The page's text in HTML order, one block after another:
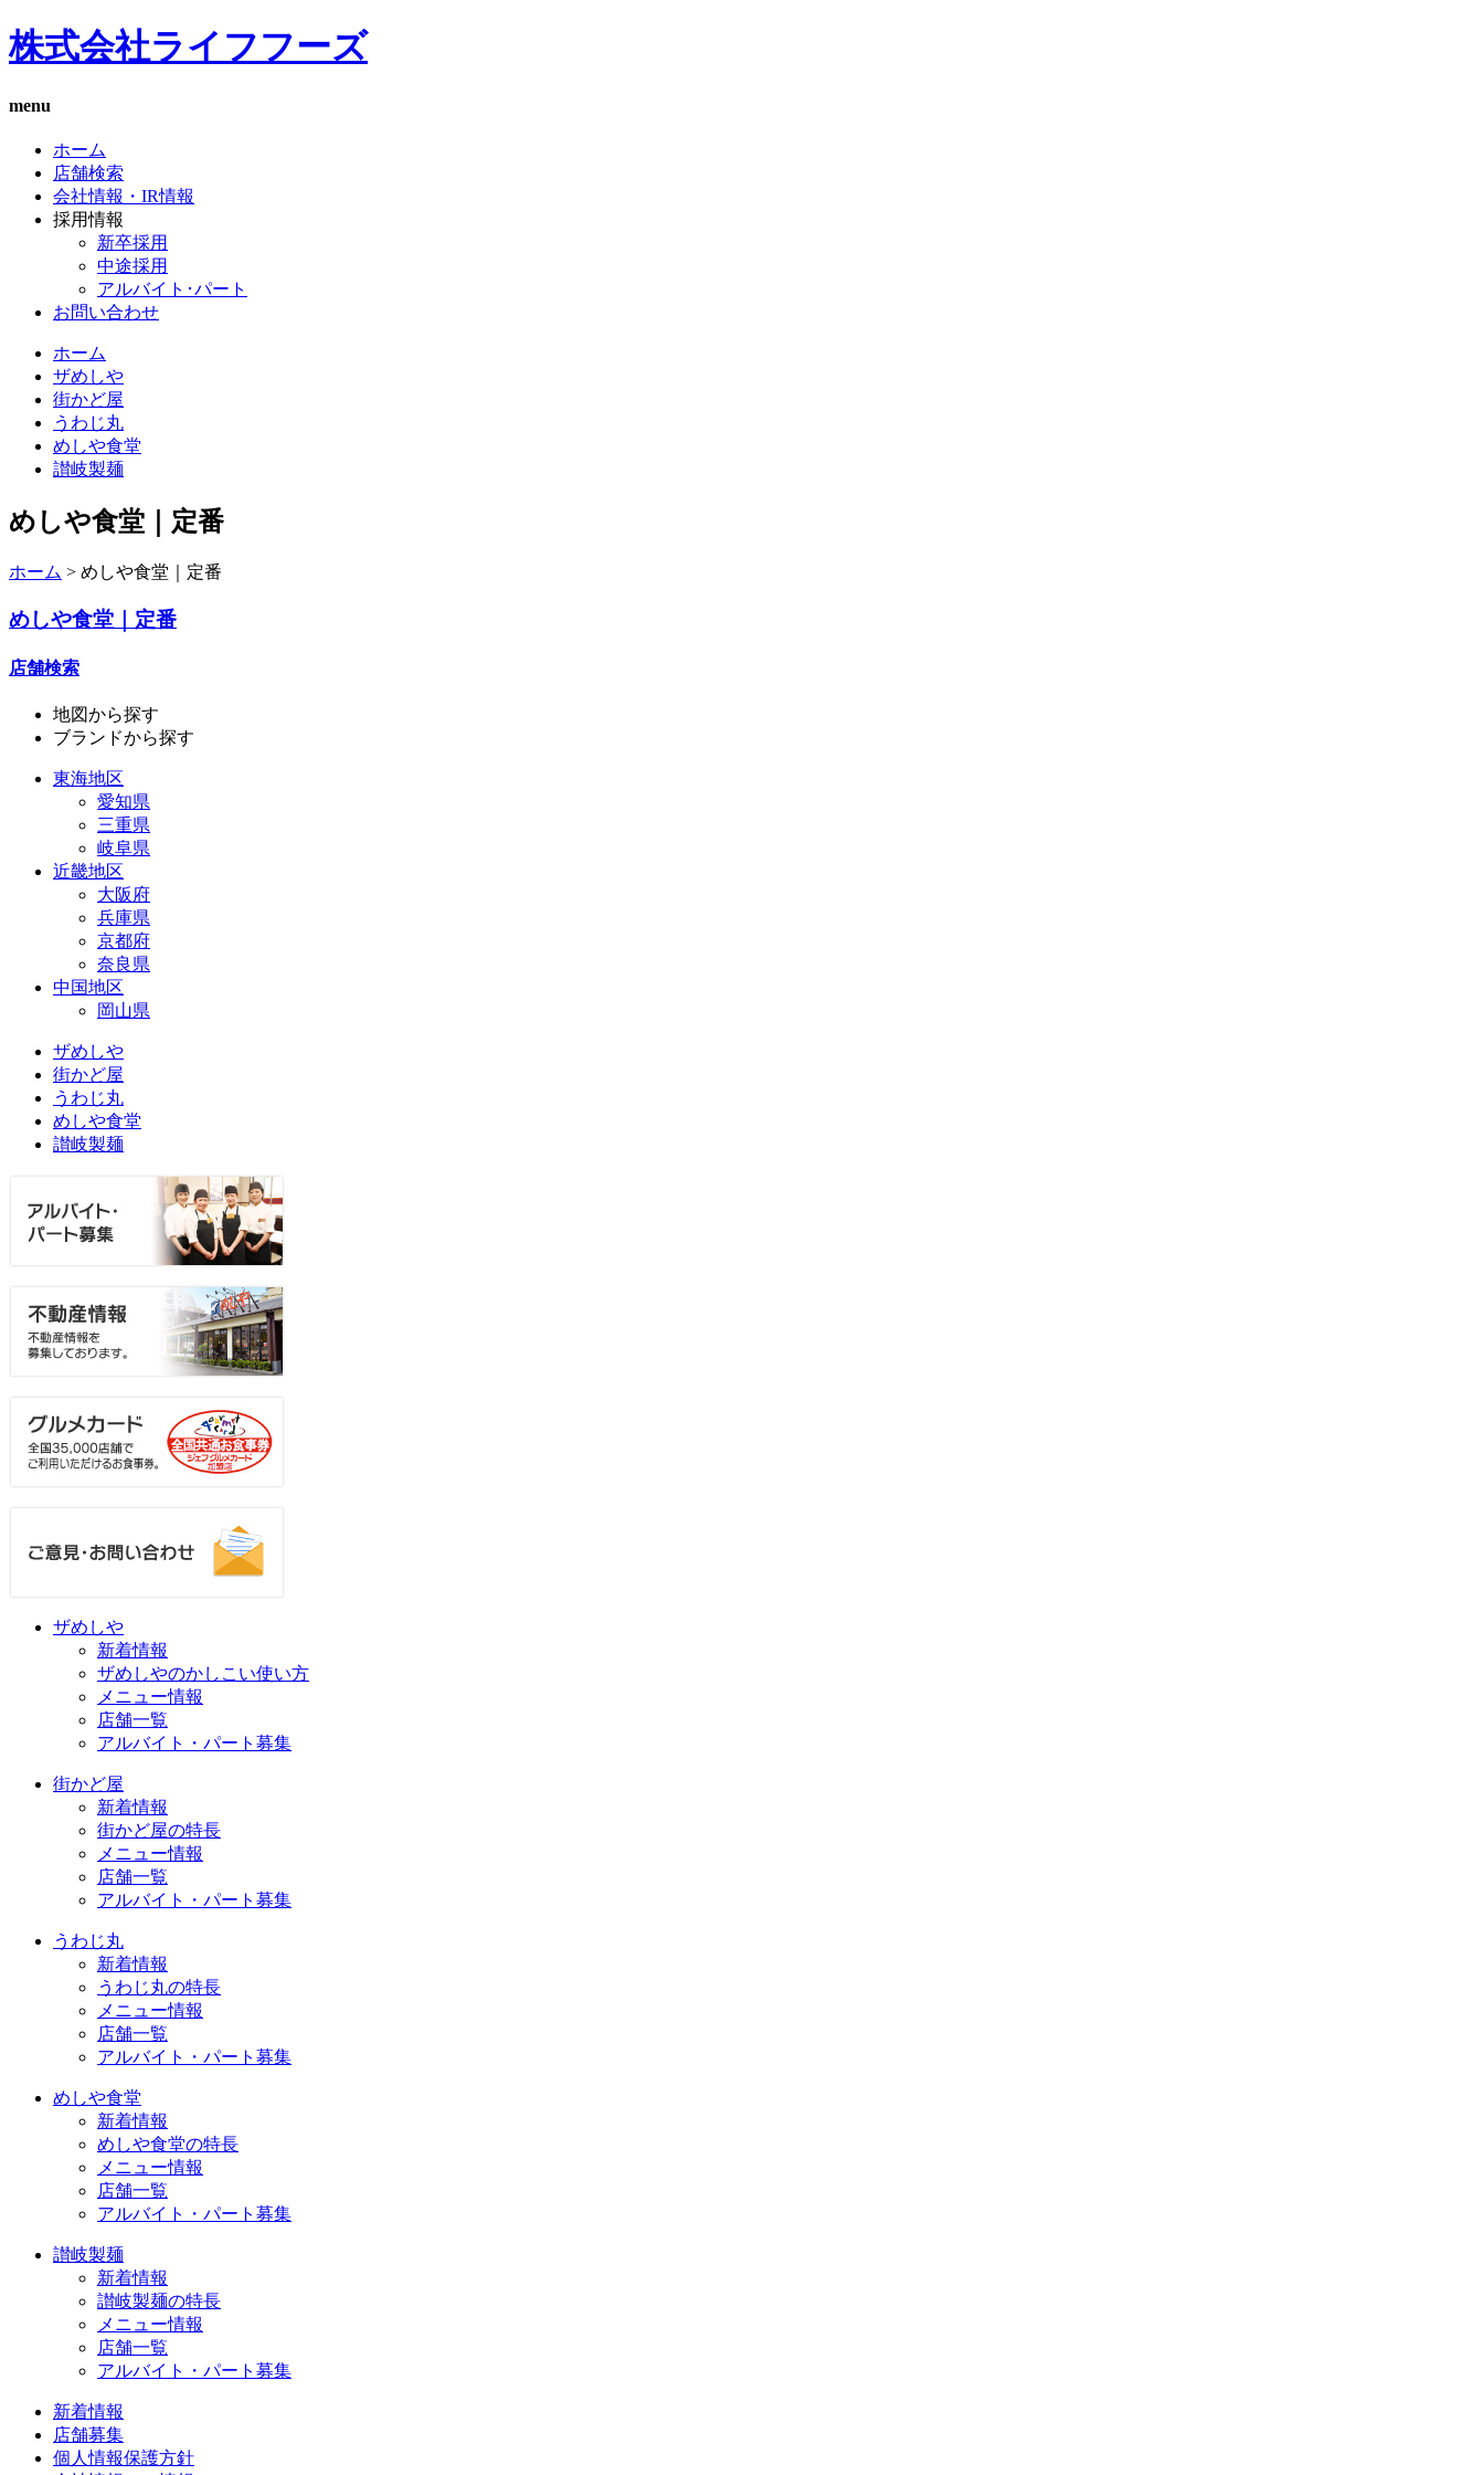
株式会社ライフフーズ
menu
ホーム
店舗検索
会社情報・IR情報
採用情報
新卒採用
中途採用
アルバイト･パート
お問い合わせ
ホーム
ザめしや
街かど屋
うわじ丸
めしや食堂
讃岐製麺
めしや食堂｜定番
ホーム > めしや食堂｜定番
めしや食堂｜定番
店舗検索
地図から探す
ブランドから探す
東海地区
愛知県
三重県
岐阜県
近畿地区
大阪府
兵庫県
京都府
奈良県
中国地区
岡山県
ザめしや
街かど屋
うわじ丸
めしや食堂
讃岐製麺
ザめしや
新着情報
ザめしやのかしこい使い方
メニュー情報
店舗一覧
アルバイト・パート募集
街かど屋
新着情報
街かど屋の特長
メニュー情報
店舗一覧
アルバイト・パート募集
うわじ丸
新着情報
うわじ丸の特長
メニュー情報
店舗一覧
アルバイト・パート募集
めしや食堂
新着情報
めしや食堂の特長
メニュー情報
店舗一覧
アルバイト・パート募集
讃岐製麺
新着情報
讃岐製麺の特長
メニュー情報
店舗一覧
アルバイト・パート募集
新着情報
店舗募集
個人情報保護方針